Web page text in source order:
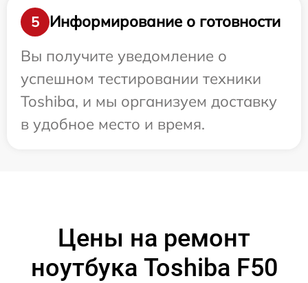
5
Информирование о готовности
Вы получите уведомление о
успешном тестировании техники
Toshiba, и мы организуем доставку
в удобное место и время.
Цены на ремонт
ноутбука Toshiba F50